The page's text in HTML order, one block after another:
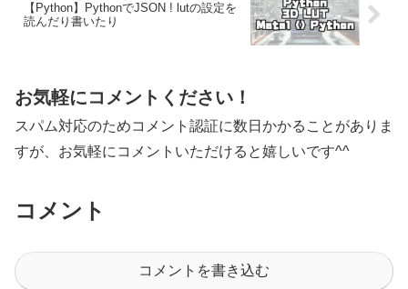
【Python】PythonでJSON ! lutの設定を
読んだり書いたり
お気軽にコメントください！
スパム対応のためコメント認証に数日かかることがありま
すが、お気軽にコメントいただけると嬉しいです^^
コメント
コメントを書き込む